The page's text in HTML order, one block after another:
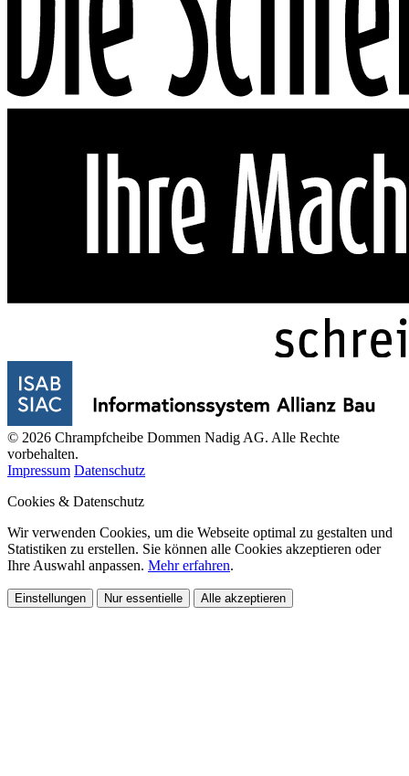
© 2026 Chrampfcheibe Dommen Nadig AG. Alle Rechte
vorbehalten.
Impressum Datenschutz
Cookies & Datenschutz
Wir verwenden Cookies, um die Webseite optimal zu gestalten und
Statistiken zu erstellen. Sie können alle Cookies akzeptieren oder
Ihre Auswahl anpassen. Mehr erfahren.
Einstellungen Nur essentielle Alle akzeptieren